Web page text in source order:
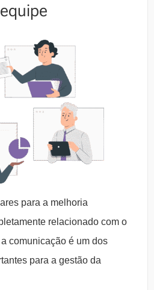
para a melhoria
relacionado com o
comunicação é um dos
para a gestão da